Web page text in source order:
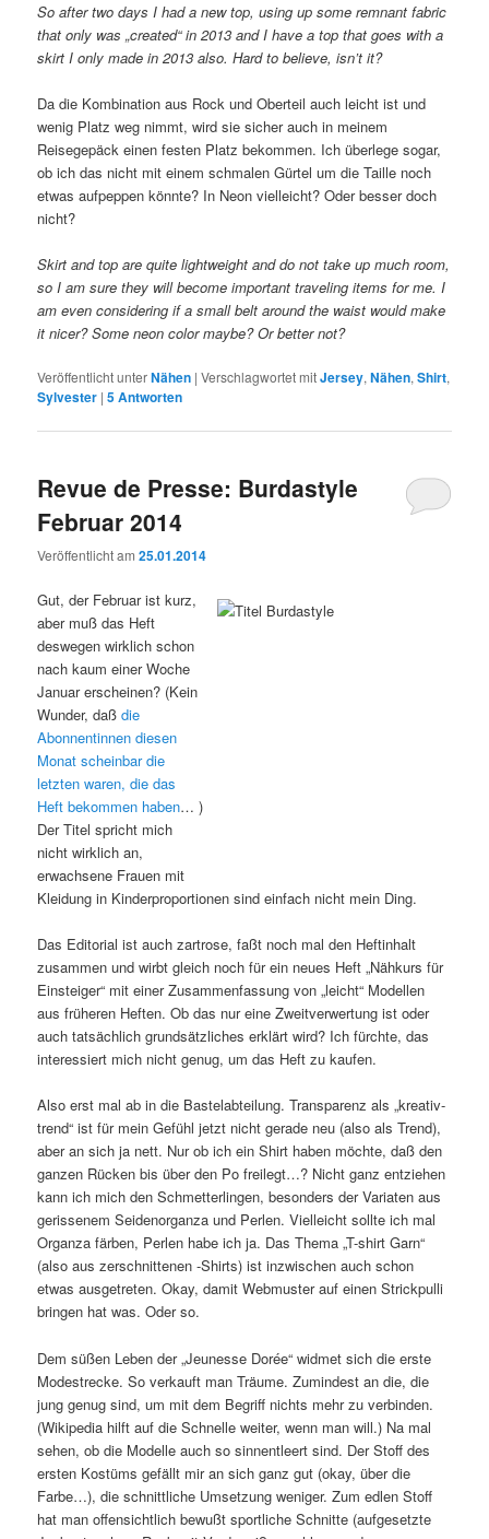
So after two days I had a new top, using up some remnant fabric
that only was „created“ in 2013 and I have a top that goes with a
skirt I only made in 2013 also. Hard to believe, isn’t it?
Da die Kombination aus Rock und Oberteil auch leicht ist und
wenig Platz weg nimmt, wird sie sicher auch in meinem
Reisegepäck einen festen Platz bekommen. Ich überlege sogar,
ob ich das nicht mit einem schmalen Gürtel um die Taille noch
etwas aufpeppen könnte? In Neon vielleicht? Oder besser doch
nicht?
Skirt and top are quite lightweight and do not take up much room,
so I am sure they will become important traveling items for me. I
am even considering if a small belt around the waist would make
it nicer? Some neon color maybe? Or better not?
Veröffentlicht unterNähen |Verschlagwortet mitJersey,Nähen,Shirt,
Sylvester |5Antworten
Revue de Presse: Burdastyle
Februar 2014
Veröffentlicht am25.01.2014
Gut, der Februar ist kurz,
aber muß das Heft
deswegen wirklich schon
nach kaum einer Woche
Januar erscheinen? (Kein
Wunder, daßdie
Abonnentinnen diesen
Monat scheinbar die
letzten waren, die das
Heft bekommen haben… )
Der Titel spricht mich
nicht wirklich an,
erwachsene Frauen mit
Kleidung in Kinderproportionen sind einfach nicht mein Ding.
Das Editorial ist auch zartrose, faßt noch mal den Heftinhalt
zusammen und wirbt gleich noch für ein neues Heft „Nähkurs für
Einsteiger“ mit einer Zusammenfassung von „leicht“ Modellen
aus früheren Heften. Ob das nur eine Zweitverwertung ist oder
auch tatsächlich grundsätzliches erklärt wird? Ich fürchte, das
interessiert mich nicht genug, um das Heft zu kaufen.
Also erst mal ab in die Bastelabteilung. Transparenz als „kreativ-
trend“ ist für mein Gefühl jetzt nicht gerade neu (also als Trend),
aber an sich ja nett. Nur ob ich ein Shirt haben möchte, daß den
ganzen Rücken bis über den Po freilegt…? Nicht ganz entziehen
kann ich mich den Schmetterlingen, besonders der Variaten aus
gerissenem Seidenorganza und Perlen. Vielleicht sollte ich mal
Organza färben, Perlen habe ich ja. Das Thema „T-shirt Garn“
(also aus zerschnittenen -Shirts) ist inzwischen auch schon
etwas ausgetreten. Okay, damit Webmuster auf einen Strickpulli
bringen hat was. Oder so.
Dem süßen Leben der „Jeunesse Dorée“ widmet sich die erste
Modestrecke. So verkauft man Träume. Zumindest an die, die
jung genug sind, um mit dem Begriff nichts mehr zu verbinden.
(Wikipedia hilft auf die Schnelle weiter, wenn man will.) Na mal
sehen, ob die Modelle auch so sinnentleert sind. Der Stoff des
ersten Kostüms gefällt mir an sich ganz gut (okay, über die
Farbe…), die schnittliche Umsetzung weniger. Zum edlen Stoff
hat man offensichtlich bewußt sportliche Schnitte (aufgesetzte